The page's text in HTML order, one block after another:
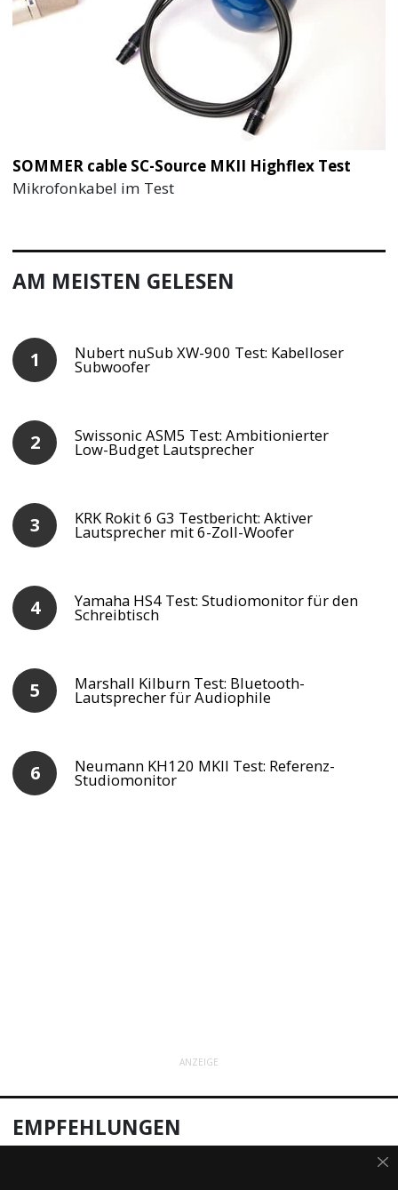
SOMMER cable SC-Source MKII Highflex Test
Mikrofonkabel im Test
AM MEISTEN GELESEN
Nubert nuSub XW-900 Test: Kabelloser
Subwoofer
Swissonic ASM5 Test: Ambitionierter
Low-Budget Lautsprecher
KRK Rokit 6 G3 Testbericht: Aktiver
Lautsprecher mit 6-Zoll-Woofer
Yamaha HS4 Test: Studiomonitor für den
Schreibtisch
Marshall Kilburn Test: Bluetooth-
Lautsprecher für Audiophile
Neumann KH120 MKII Test: Referenz-
Studiomonitor
ANZEIGE
EMPFEHLUNGEN